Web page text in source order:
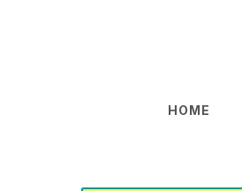
HOME